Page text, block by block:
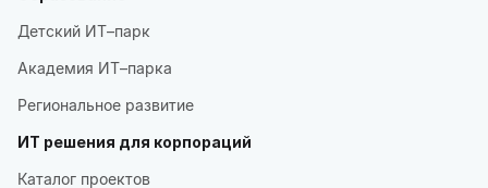
Детский ИТ–парк
Академия ИТ–парка
Региональное развитие
ИТ решения для корпораций
Каталог проектов